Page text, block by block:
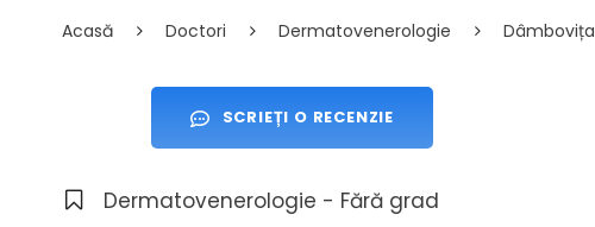
Acasă Doctori Dermatovenerologie Dâmbovița
SCRIEȚI O RECENZIE
Dermatovenerologie - Fără grad